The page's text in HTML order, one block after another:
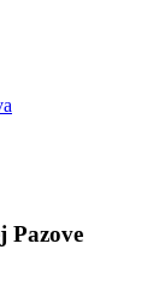
Pazove